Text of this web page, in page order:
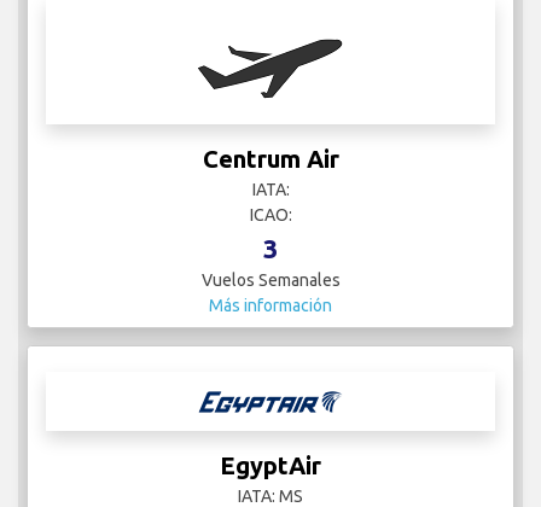
Centrum Air
IATA:
ICAO:
3
Vuelos Semanales
Más información
EgyptAir
IATA: MS